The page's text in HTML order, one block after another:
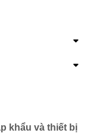
khẩu và thiết bị